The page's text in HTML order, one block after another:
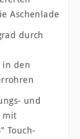
Aschenlade
durch
in den
und
mit
Touch-